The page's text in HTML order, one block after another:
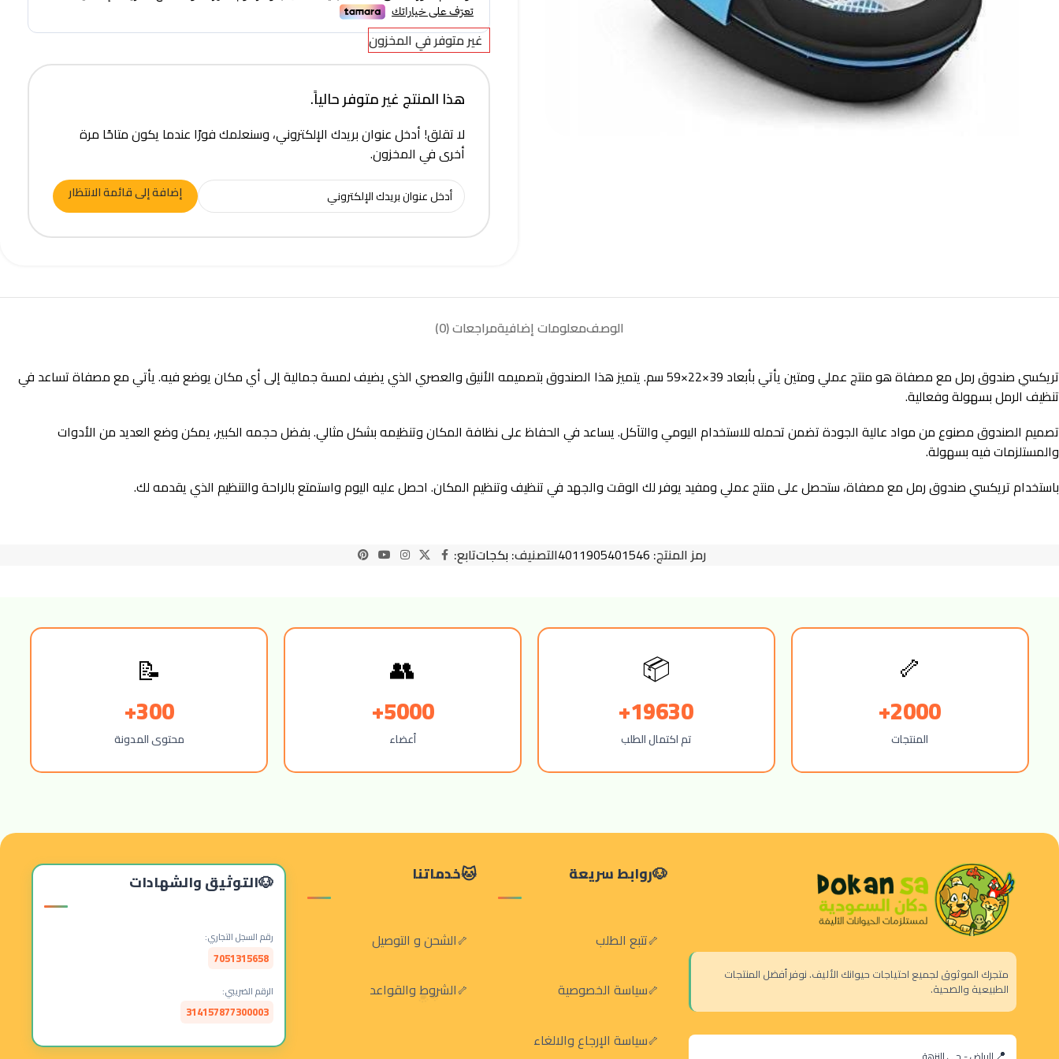
غير متوفر في المخزون
هذا المنتج غير متوفر حالياً.
لا تقلق! أدخل عنوان بريدك الإلكتروني، وسنعلمك فورًا عندما يكون متاحًا مرة
أخرى في المخزون.
إضافة إلى قائمة الانتظار
الوصفمعلومات إضافيةمراجعات (0)
تريكسي صندوق رمل مع مصفاة هو منتج عملي ومتين يأتي بأبعاد 39×22×59 سم. يتميز هذا الصندوق بتصميمه الأنيق والعصري الذي يضيف لمسة جمالية إلى أي مكان يوضع فيه. يأتي مع مصفاة تساعد في
تنظيف الرمل بسهولة وفعالية.
تصميم الصندوق مصنوع من مواد عالية الجودة تضمن تحمله للاستخدام اليومي والتآكل. يساعد في الحفاظ على نظافة المكان وتنظيمه بشكل مثالي. بفضل حجمه الكبير، يمكن وضع العديد من الأدوات
والمستلزمات فيه بسهولة.
باستخدام تريكسي صندوق رمل مع مصفاة، ستحصل على منتج عملي ومفيد يوفر لك الوقت والجهد في تنظيف وتنظيم المكان. احصل عليه اليوم واستمتع بالراحة والتنظيم الذي يقدمه لك.
رمز المنتج: 4011905401546التصنيف: بكجاتتابع:
🦴
2000+
المنتجات
📦
19630+
تم اكتمال الطلب
👥
5000+
أعضاء
📝
300+
محتوى المدونة
متجرك الموثوق لجميع احتياجات حيوانك الأليف. نوفر أفضل المنتجات
الطبيعية والصحية.
روابط سريعة
تتبع الطلب
سياسة الخصوصية
سياسة الإرجاع والالغاء
خدماتنا
الشحن و التوصيل
الشروط والقواعد
التوثيق والشهادات
رقم السجل التجاري:
7051315658
الرقم الضريبي:
314157877300003